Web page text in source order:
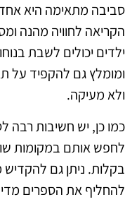
סביבה מתאימה היא
הקריאה לחוויה מהנה
ילדים יכולים לשבת
ומומלץ גם להקפיד על
ולא מעיקה.
כמו כן, יש חשיבות רבה
לחפש אותם במקומות
בקלות. ניתן גם
להחליף את הספרים מדי